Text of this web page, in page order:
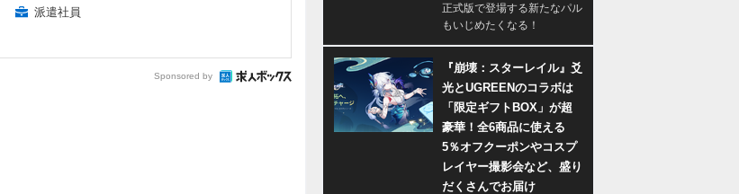
派遣社員
Sponsored by
正式版で登場する新たなパル
もいじめたくなる！
『崩壊：スターレイル』爻
光とUGREENのコラボは
「限定ギフトBOX」が超
豪華！全6商品に使える
5％オフクーポンやコスプ
レイヤー撮影会など、盛り
だくさんでお届け